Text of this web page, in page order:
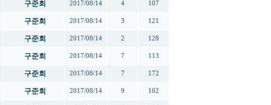
구준회 2017/08/14 4 107
구준회 2017/08/14 3 121
구준회 2017/08/14 2 128
구준회 2017/08/14 7 113
구준회 2017/08/14 7 172
구준회 2017/08/14 9 102